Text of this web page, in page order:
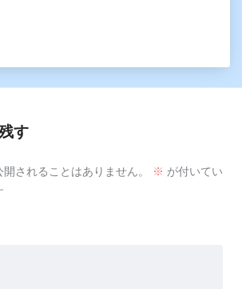
す
されることはありません。 ※ が付いてい